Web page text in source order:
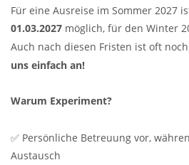
Für eine Ausreise im Sommer 2027
01.03.2027 möglich, für den Winter
Auch nach diesen Fristen ist oft
uns einfach an!
Warum Experiment?
✅ Persönliche Betreuung vor,
Austausch